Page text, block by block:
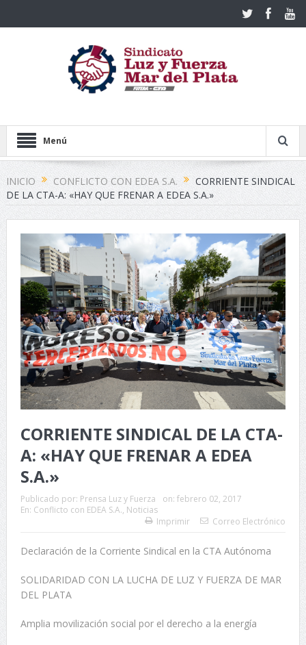
Menú
INICIO CONFLICTO CON EDEA S.A.
CORRIENTE SINDICAL
DE LA CTA-A: «HAY QUE FRENAR A EDEA S.A.»
CORRIENTE SINDICAL DE LA CTA-
A: «HAY QUE FRENAR A EDEA
S.A.»
Publicado por: Prensa Luz y Fuerza on: febrero 02, 2017
En: Conflicto con EDEA S.A., Noticias
Imprimir
Correo Electrónico
Declaración de la Corriente Sindical en la CTA Autónoma
SOLIDARIDAD CON LA LUCHA DE LUZ Y FUERZA DE MAR
DEL PLATA
Amplia movilización social por el derecho a la energía